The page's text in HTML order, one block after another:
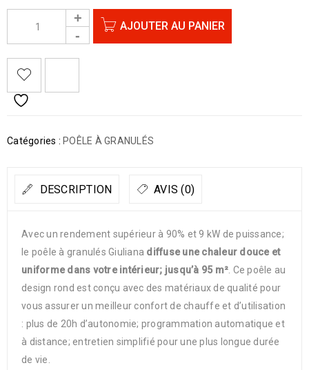
AJOUTER AU PANIER
Catégories : POÊLE À GRANULÉS
DESCRIPTION AVIS (0)
Avec un rendement supérieur à 90% et 9 kW de puissance;
le poêle à granulés Giuliana diffuse une chaleur douce et
uniforme dans votre intérieur; jusqu’à 95 m² . Ce poêle au
design rond est conçu avec des matériaux de qualité pour
vous assurer un meilleur confort de chauffe et d’utilisation
: plus de 20h d’autonomie; programmation automatique et
à distance; entretien simplifié pour une plus longue durée
de vie.